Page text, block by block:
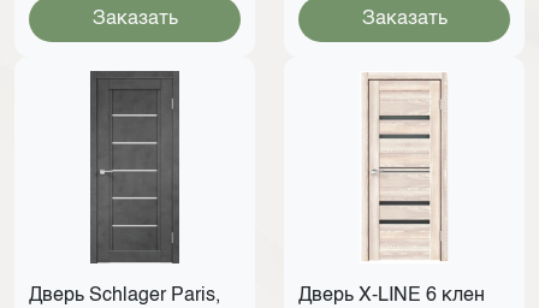
Заказать Заказать
Дверь Schlager Paris,
Дверь X-LINE 6 клен